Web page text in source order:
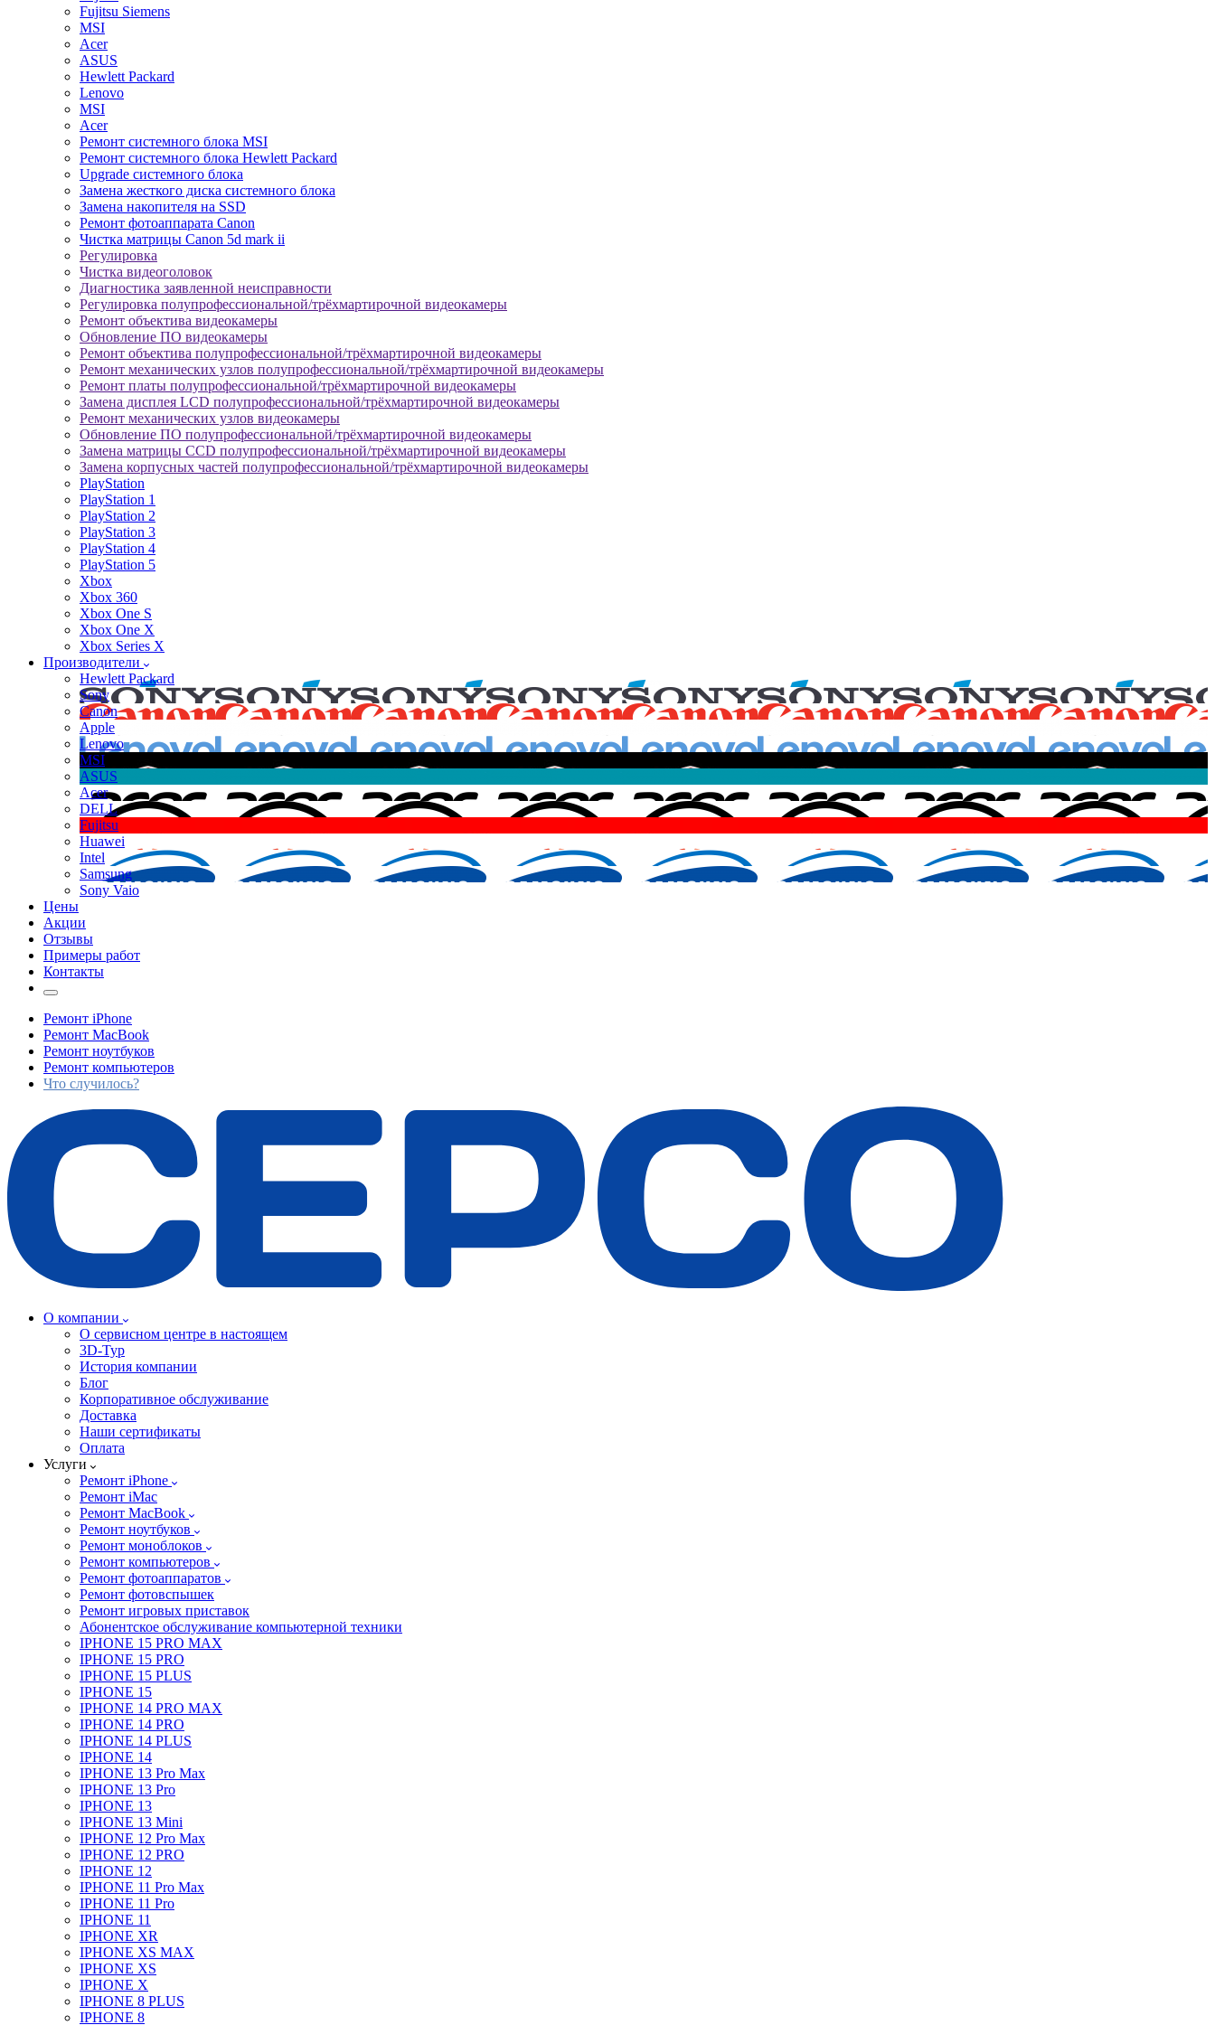
Fujitsu Siemens
MSI
Acer
ASUS
Hewlett Packard
Lenovo
MSI
Acer
Ремонт системного блока MSI
Ремонт системного блока Hewlett Packard
Upgrade системного блока
Замена жесткого диска системного блока
Замена накопителя на SSD
Ремонт фотоаппарата Canon
Чистка матрицы Canon 5d mark ii
Регулировка
Чистка видеоголовок
Диагностика заявленной неисправности
Регулировка полупрофессиональной/трёхмартирочной видеокамеры
Ремонт объектива видеокамеры
Обновление ПО видеокамеры
Ремонт объектива полупрофессиональной/трёхмартирочной видеокамеры
Ремонт механических узлов полупрофессиональной/трёхмартирочной видеокамеры
Ремонт платы полупрофессиональной/трёхмартирочной видеокамеры
Замена дисплея LCD полупрофессиональной/трёхмартирочной видеокамеры
Ремонт механических узлов видеокамеры
Обновление ПО полупрофессиональной/трёхмартирочной видеокамеры
Замена матрицы CCD полупрофессиональной/трёхмартирочной видеокамеры
Замена корпусных частей полупрофессиональной/трёхмартирочной видеокамеры
PlayStation
PlayStation 1
PlayStation 2
PlayStation 3
PlayStation 4
PlayStation 5
Xbox
Xbox 360
Xbox One S
Xbox One X
Xbox Series X
Производители
Hewlett Packard
Sony
Canon
Apple
Lenovo
MSI
ASUS
Acer
DELL
Fujitsu
Huawei
Intel
Samsung
Sony Vaio
Цены
Акции
Отзывы
Примеры работ
Контакты
Ремонт iPhone
Ремонт MacBook
Ремонт ноутбуков
Ремонт компьютеров
Что случилось?
О компании
О сервисном центре в настоящем
3D-Тур
История компании
Блог
Корпоративное обслуживание
Доставка
Наши сертификаты
Оплата
Услуги
Ремонт iPhone
Ремонт iMac
Ремонт MacBook
Ремонт ноутбуков
Ремонт моноблоков
Ремонт компьютеров
Ремонт фотоаппаратов
Ремонт фотовспышек
Ремонт игровых приставок
Абонентское обслуживание компьютерной техники
IPHONE 15 PRO MAX
IPHONE 15 PRO
IPHONE 15 PLUS
IPHONE 15
IPHONE 14 PRO MAX
IPHONE 14 PRO
IPHONE 14 PLUS
IPHONE 14
IPHONE 13 Pro Max
IPHONE 13 Pro
IPHONE 13
IPHONE 13 Mini
IPHONE 12 Pro Max
IPHONE 12 PRO
IPHONE 12
IPHONE 11 Pro Max
IPHONE 11 Pro
IPHONE 11
IPHONE XR
IPHONE XS MAX
IPHONE XS
IPHONE X
IPHONE 8 PLUS
IPHONE 8